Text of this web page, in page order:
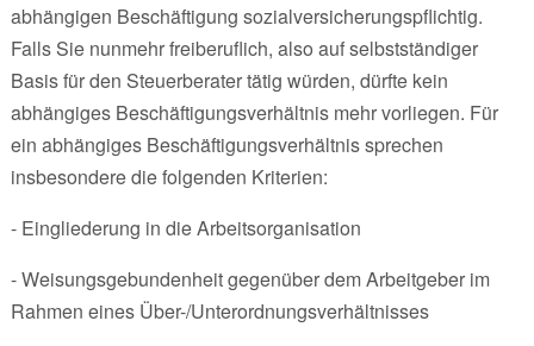
abhängigen Beschäftigung sozialversicherungspflichtig.
Falls Sie nunmehr freiberuflich, also auf selbstständiger
Basis für den Steuerberater tätig würden, dürfte kein
abhängiges Beschäftigungsverhältnis mehr vorliegen. Für
ein abhängiges Beschäftigungsverhältnis sprechen
insbesondere die folgenden Kriterien:
- Eingliederung in die Arbeitsorganisation
- Weisungsgebundenheit gegenüber dem Arbeitgeber im
Rahmen eines Über-/Unterordnungsverhältnisses